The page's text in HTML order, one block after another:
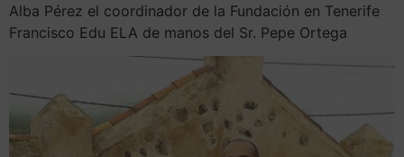
Alba Pérez el coordinador de la Fundación en Tenerife
Francisco Edu ELA de manos del Sr. Pepe Ortega